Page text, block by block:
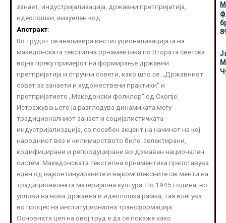
занaет, индустријализација, државни претпријатија,
идеолошки, визуелен код
Апстракт:
Во трудот се анализира институционализацијата на
македонската текстилна орнаментика по Втората светска
војна преку примерот на формирање државни
претпријатија и стручни совети, како што се: „Државниот
совет за занаети и художествени практики“ и
претпријатието „Македонски фолклор“ од Скопје.
Истражувањето ја разгледува динамиката меѓу
традиционалниот занает и социјалистичката
индустријализација, со посебен акцент на начинот на кој
народниот вез и килимарството биле: селектирани,
кодифицирани и репродуцирани во државен национален
систем. Македонската текстилна орнаментика претставува
еден од најконтинуираните и најкомплексните сегменти на
традиционалната материјална култура. По 1945 година, во
услови на нова државна и идеолошка рамка, таа влегува
во процес на институционална трансформација.
Основната цел на овој труд е да се покаже како